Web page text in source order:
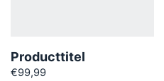
Producttitel
€99,99